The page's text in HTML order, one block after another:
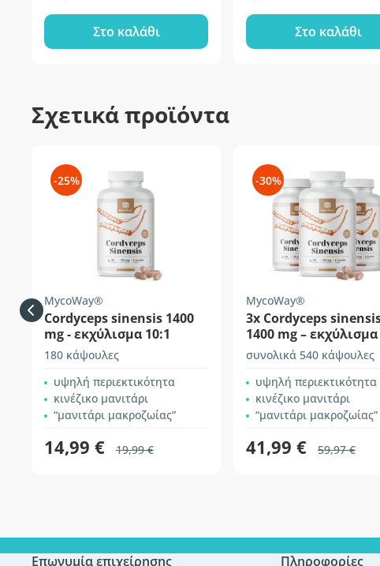
Στο καλάθι Στο καλάθι
Σχετικά προϊόντα
-25%
MycoWay®
Cordyceps sinensis 1400
mg - εκχύλισμα 10:1
180 κάψουλες
υψηλή περιεκτικότητα
κινέζικο μανιτάρι
“μανιτάρι μακροζωίας”
14,99 € 19,99 €
-30%
MycoWay®
3x Cordyceps
1400 mg – εκχύλισμα
συνολικά 540 κάψουλες
υψηλή περιεκτικότητα
κινέζικο μανιτάρι
“μανιτάρι μακροζωίας”
41,99 € 59,97 €
Επωνυμία επιχείρησης Πληροφορίες